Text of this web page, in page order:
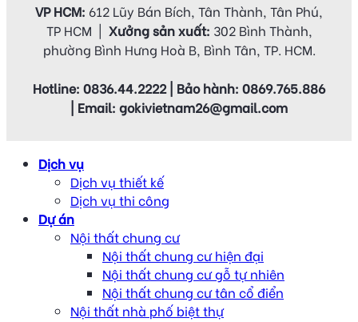
VP HCM: 612 Lũy Bán Bích, Tân Thành, Tân Phú,
TP HCM | Xưởng sản xuất: 302 Bình Thành,
phường Bình Hưng Hoà B, Bình Tân, TP. HCM.
Hotline: 0836.44.2222 | Bảo hành: 0869.765.886
| Email: gokivietnam26@gmail.com
Dịch vụ
Dịch vụ thiết kế
Dịch vụ thi công
Dự án
Nội thất chung cư
Nội thất chung cư hiện đại
Nội thất chung cư gỗ tự nhiên
Nội thất chung cư tân cổ điển
Nội thất nhà phố biệt thự